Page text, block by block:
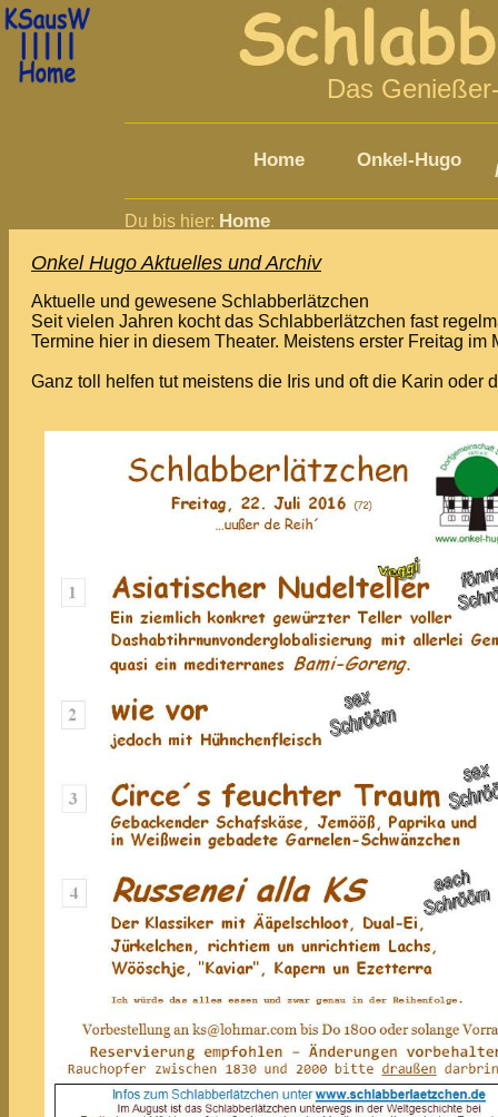
LOG:2026-08-06-09:05:51 Schlabber 216.73.216.251 archiv.htm
Das
Home Onkel-Hugo
Du bis hier: Home
Onkel Hugo Aktuelles und Archiv
Aktuelle und gewesene Schlabberlätzchen
Seit vielen Jahren kocht das Schlabberlätzchen fast
Termine hier in diesem Theater. Meistens erster Freitag im
Ganz toll helfen tut meistens die Iris und oft die Karin oder